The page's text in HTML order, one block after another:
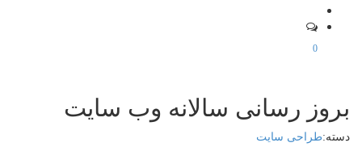
0
بروز رسانی سالانه وب سایت
دسته:طراحی سایت